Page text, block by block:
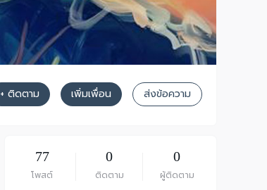
+ ติดตาม เพิ่มเพื่อน ส่งข้อความ
77
โพสต์
0
ติดตาม
0
ผู้ติดตาม